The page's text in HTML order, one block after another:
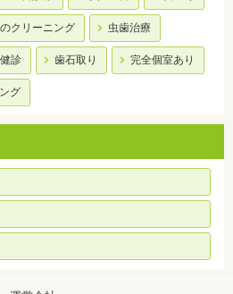
クリーニング 虫歯治療
診 歯石取り 完全個室あり
グ